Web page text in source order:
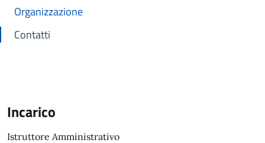
Organizzazione
Contatti
Incarico
Istruttore Amministrativo